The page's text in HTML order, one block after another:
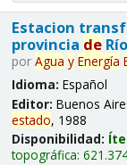
Estacion
provincia de
por Agua y Energía
Idioma: Español
Editor: Buenos
estado, 1988
Disponibilidad:
topográfica: